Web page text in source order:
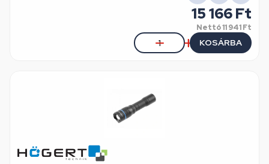
15 166 Ft
Nettó11 941 Ft
KOSÁRBA